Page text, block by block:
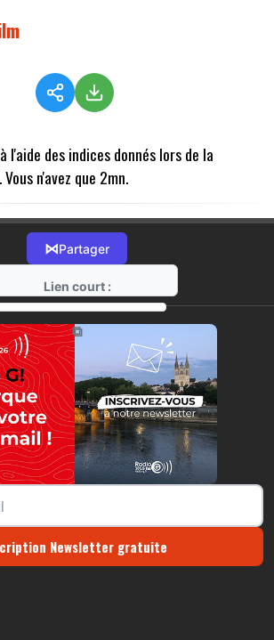
à l'aide des indices donnés lors de la
n'avez que 2mn.
⋈Partager
Lien court :
https://radio-g.fr?12098
⧉
Newsletter gratuite